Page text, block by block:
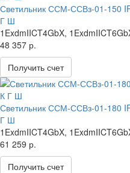
Светильник ССМ-ССВз-01-150
Г Ш
1ExdmIICT4GbX,
48 357 р.
Получить счет
Светильник ССМ-ССВз-01-180
Г Ш
1ExdmIICT4GbX,
61 259 р.
Получить счет